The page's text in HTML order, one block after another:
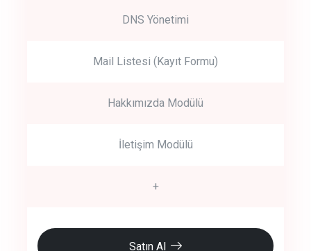
DNS Yönetimi
Mail Listesi (Kayıt Formu)
Hakkımızda Modülü
İletişim Modülü
+
Satın Al